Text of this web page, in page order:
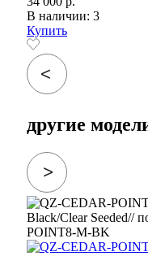
В наличии: 3
Купить
другие